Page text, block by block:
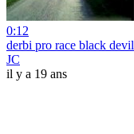
0:12
derbi pro race black devil
JC
il y a 19 ans